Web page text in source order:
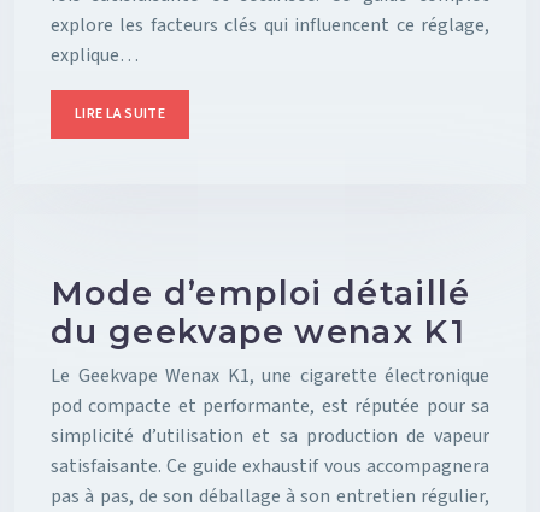
explore les facteurs clés qui influencent ce réglage,
explique…
LIRE LA SUITE
Mode d’emploi détaillé
du geekvape wenax K1
Le Geekvape Wenax K1, une cigarette électronique
pod compacte et performante, est réputée pour sa
simplicité d’utilisation et sa production de vapeur
satisfaisante. Ce guide exhaustif vous accompagnera
pas à pas, de son déballage à son entretien régulier,